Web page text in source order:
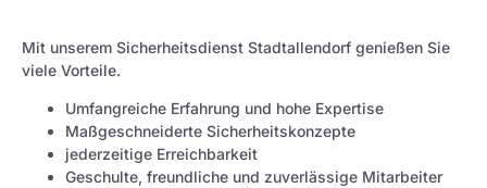
Mit unserem Sicherheitsdienst Stadtallendorf genießen Sie
viele Vorteile.
Umfangreiche Erfahrung und hohe Expertise
Maßgeschneiderte Sicherheitskonzepte
jederzeitige Erreichbarkeit
Geschulte, freundliche und zuverlässige Mitarbeiter